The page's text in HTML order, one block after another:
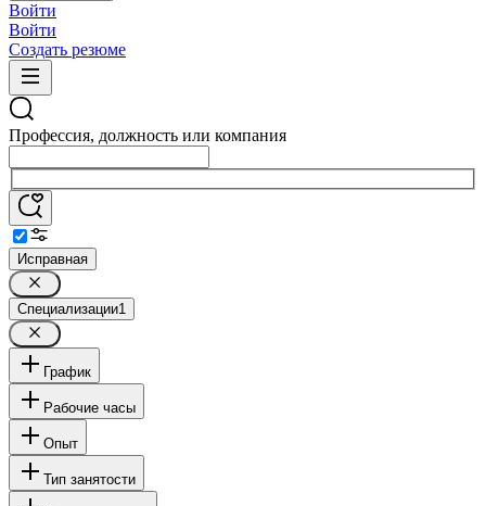
Войти
Войти
Создать резюме
Профессия, должность или компания
Исправная
Специализации1
График
Рабочие часы
Опыт
Тип занятости